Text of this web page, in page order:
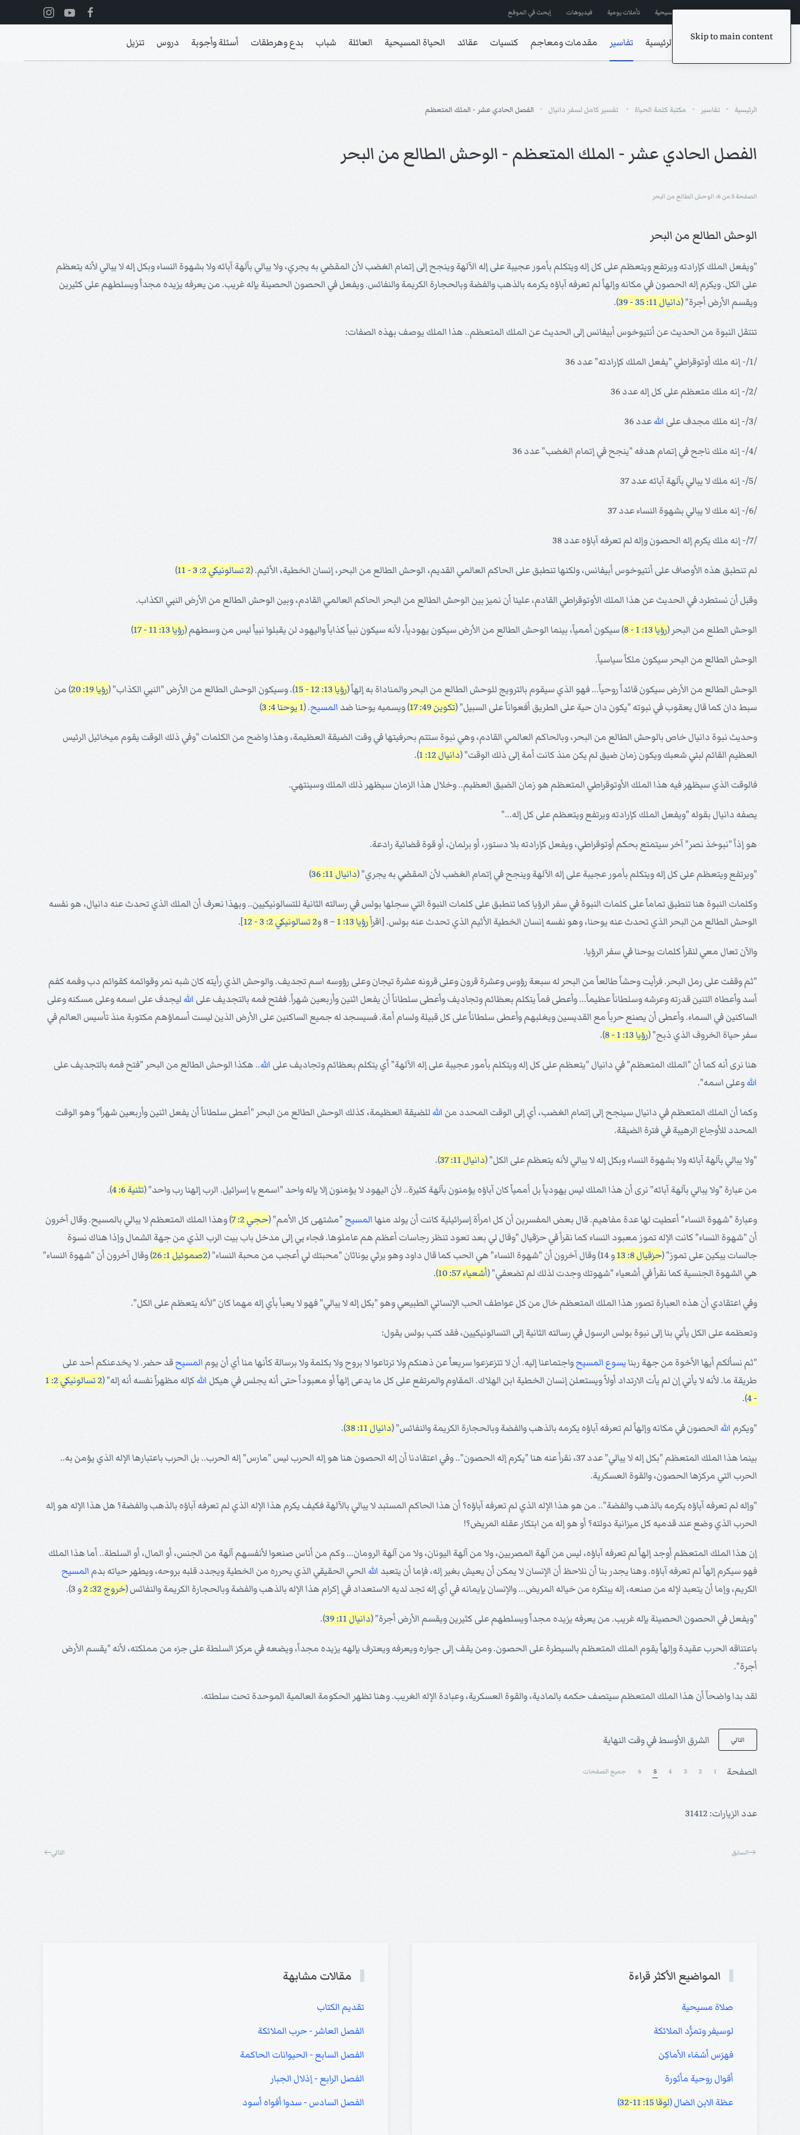
Skip to main content
إشترك في المراسلات ترانيم مسيحية تأملات يومية فيديوهات إبحث في الموقع
الرئيسية تفاسير مقدمات ومعاجم كنسيات عقائد الحياة المسيحية العائلة شباب بدع وهرطقات أسئلة وأجوبة دروس تنزيل
الرئيسية تفاسير مكتبة كلمة الحياة تفسير كامل لسفر دانيال الفصل الحادي عشر - الملك المتعظم
الفصل الحادي عشر - الملك المتعظم - الوحش الطالع من البحر
الصفحة 5 من 6: الوحش الطالع من البحر
الوحش الطالع من البحر
"ويفعل الملك كإرادته ويرتفع ويتعظم على كل إله ويتكلم بأمور عجيبة على إله الآلهة وينجح إلى إتمام الغضب لأن المقضي به يجري، ولا يبالي بآلهة آبائه ولا بشهوة النساء وبكل إله لا يبالي لأنه يتعظم
على الكل. ويكرم إله الحصون في مكانه وإلهاً لم تعرفه آباؤه يكرمه بالذهب والفضة وبالحجارة الكريمة والنفائس. ويفعل في الحصون الحصينة بإله غريب. من يعرفه يزيده مجداً ويسلطهم على كثيرين
ويقسم الأرض أجرة" (دانيال 11: 35 - 39 ).
تنتقل النبوة من الحديث عن أنتيوخوس أبيفانس إلى الحديث عن الملك المتعظم.. هذا الملك يوصف بهذه الصفات:
/1/- إنه ملك أوتوقراطي "يفعل الملك كإرادته" عدد 36
/2/- إنه ملك متعظم على كل إله عدد 36
/3/- إنه ملك مجدف على اللهعدد 36
/4/- إنه ملك ناجح في إتمام هدفه "ينجح في إتمام الغضب" عدد 36
/5/- إنه ملك لا يبالي بآلهة آبائه عدد 37
/6/- إنه ملك لا يبالي بشهوة النساء عدد 37
/7/- إنه ملك يكرم إله الحصون وإله لم تعرفه آباؤه عدد 38
لم تنطبق هذه الأوصاف على أنتيوخوس أبيفانس، ولكنها تنطبق على الحاكم العالمي القديم، الوحش الطالع من البحر، إنسان الخطية، الأثيم. (2 تسالونيكي 2: 3 - 11 )
وقبل أن نستطرد في الحديث عن هذا الملك الأوتوقراطي القادم، علينا أن نميز بين الوحش الطالع من البحر الحاكم العالمي القادم، وبين الوحش الطالع من الأرض النبي الكذاب.
الوحش الطلع من البحر (رؤيا 13: 1 - 8 ) سيكون أممياً، بينما الوحش الطالع من الأرض سيكون يهودياً، لأنه سيكون نبياً كذاباً واليهود لن يقبلوا نبياً ليس من وسطهم (رؤيا 13: 11 - 17 )
الوحش الطالع من البحر سيكون ملكاً سياسياً.
الوحش الطالع من الأرض سيكون قائداً روحياً... فهو الذي سيقوم بالترويج للوحش الطالع من البحر والمناداة به إلهاً (رؤيا 13: 12 - 15 ). وسيكون الوحش الطالع من الأرض "النبي الكذاب" (رؤيا 19: 20
) من
سبط دان كما قال يعقوب في نبوته "يكون دان حية على الطريق أفعواناً على السبيل" (تكوين 49: 17 ) ويسميه يوحنا ضد المسيح. (1 يوحنا 4: 3 )
وحديث نبوة دانيال خاص بالوحش الطالع من البحر، وبالحاكم العالمي القادم، وهي نبوة ستتم بحرفيتها في وقت الضيقة العظيمة، وهذا واضح من الكلمات "وفي ذلك الوقت يقوم ميخائيل الرئيس
العظيم القائم لبني شعبك ويكون زمان ضيق لم يكن منذ كانت أمة إلى ذلك الوقت" (دانيال 12: 1 ).
فالوقت الذي سيظهر فيه هذا الملك الأوتوقراطي المتعظم هو زمان الضيق العظيم.. وخلال هذا الزمان سيظهر ذلك الملك وسينتهي.
يصفه دانيال بقوله "ويفعل الملك كإرادته ويرتفع ويتعظم على كل إله..."
هو إذاً "نبوخذ نصر" آخر سيتمتع بحكم أوتوقراطي، ويفعل كإرادته بلا دستور، أو برلمان، أو قوة قضائية رادعة.
"ويرتفع ويتعظم على كل إله ويتكلم بأمور عجيبة على إله الآلهة وينجح في إتمام الغضب لأن المقضي به يجري" (دانيال 11: 36 )
وكلمات النبوة هنا تنطبق تماماً على كلمات النبوة في سفر الرؤيا كما تنطبق على كلمات النبوة التي سجلها بولس في رسالته الثانية للتسالونيكيين.. وبهذا نعرف أن الملك الذي تحدث عنه دانيال، هو نفسه
الوحش الطالع من البحر الذي تحدث عنه يوحنا، وهو نفسه إنسان الخطية الأثيم الذي تحدث عنه بولس. [اقرأرؤيا 13: 1 – 8 و 2 تسالونيكي 2: 3 - 12 ].
والآن تعال معي لنقرأ كلمات يوحنا في سفر الرؤيا.
"ثم وقفت على رمل البحر. فرأيت وحشاً طالعاً من البحر له سبعة رؤوس وعشرة قرون وعلى قرونه عشرة تيجان وعلى رؤوسه اسم تجديف. والوحش الذي رأيته كان شبه نمر وقوائمه كقوائم دب وفمه كفم
أسد وأعطاه التنين قدرته وعرشه وسلطاناً عظيماً... وأعطى فماً يتكلم بعظائم وتجاديف وأعطى سلطاناً أن يفعل اثنين وأربعين شهراً. ففتح فمه بالتجديف على الله ليجدف على اسمه وعلى مسكنه وعلى
الساكنين في السماء. وأعطى أن يصنع حرباً مع القديسين ويغلبهم وأعطى سلطاناً على كل قبيلة ولسام أمة. فسيسجد له جميع الساكنين على الأرض الذين ليست أسماؤهم مكتوبة منذ تأسيس العالم في
سفر حياة الخروف الذي ذبح" (رؤيا 13: 1 - 8 ).
هنا نرى أنه كما أن "الملك المتعظم" في دانيال "يتعظم على كل إله ويتكلم بأمور عجيبة على إله الآلهة" أي يتكلم بعظائم وتجاديف على الله.. هكذا الوحش الطالع من البحر "فتح فمه بالتجديف على
اللهوعلى اسمه".
وكما أن الملك المتعظم في دانيال سينجح إلى إتمام الغضب، أي إلى الوقت المحدد من الله للضيقة العظيمة، كذلك الوحش الطالع من البحر "أعطى سلطاناً أن يفعل اثنين وأربعين شهراً" وهو الوقت
المحدد للأوجاع الرهيبة في فترة الضيقة.
"ولا يبالي بآلهة آبائه ولا بشهوة النساء وبكل إله لا يبالي لأنه يتعظم على الكل" (دانيال 11: 37 ).
من عبارة "ولا يبالي بآلهة آبائه" نرى أن هذا الملك ليس يهودياً بل أممياً كان آباؤه يؤمنون بآلهة كثيرة.. لأن اليهود لا يؤمنون إلا بإله واحد "اسمع يا إسرائيل. الرب إلهنا رب واحد" (تثنية 6: 4 ).
وعبارة "شهوة النساء" أعطيت لها عدة مفاهيم. قال بعض المفسرين أن كل امرأة إسرائيلية كانت أن يولد منهاالمسيح "مشتهى كل الأمم" (حجي 2: 7
) وهذا الملك المتعظم لا يبالي بالمسيح. وقال آخرون
أن "شهوة النساء" كانت الإله تموز معبود النساء كما نقرأ في حزقيال "وقال لي بعد تعود تنظر رجاسات أعظم هم عاملوها. فجاء بي إلى مدخل باب بيت الرب الذي من جهة الشمال وإذا هناك نسوة
جالسات يبكين على تموز" (حزقيال 8: 13 و 14) وقال آخرون أن "شهوة النساء" هي الحب كما قال داود وهو يرثي يوناثان "محبتك لي أعجب من محبة النساء" ( 2صموئيل 1: 26
) وقال آخرون أن "شهوة النساء"
هي الشهوة الجنسية كما نقرأ في أشعياء "شهوتك وجدت لذلك لم تضعفي" (أشعياء 57: 10 ).
وفي اعتقادي أن هذه العبارة تصور هذا الملك المتعظم خال من كل عواطف الحب الإنساني الطبيعي وهو "بكل إله لا يبالي" فهو لا يعبأ بأي إله مهما كان "لأنه يتعظم على الكل".
وتعظمه على الكل يأتي بنا إلى نبوة بولس الرسول في رسالته الثانية إلى التسالونيكيين، فقد كتب بولس يقول:
"ثم نسألكم أيها الأخوة من جهة ربنايسوع المسيحواجتماعنا إليه. أن لا تتزعزعوا سريعاً عن ذهنكم ولا ترتاعوا لا بروح ولا بكلمة ولا برسالة كأنها منا أي أن يوم المسيحقد حضر. لا يخدعنكم أحد على
طريقة ما. لأنه لا يأتي إن لم يأت الارتداد أولاً ويستعلن إنسان الخطية ابن الهلاك. المقاوم والمرتفع على كل ما يدعى إلهاً أو معبوداً حتى أنه يجلس في هيكل الله كإله مظهراً نفسه أنه إله" (
2 تسالونيكي 2: 1
- 4
).
"ويكرم الله الحصون في مكانه وإلهاً لم تعرفه آباؤه يكرمه بالذهب والفضة وبالحجارة الكريمة والنفائس" (دانيال 11: 38 ).
بينما هذا الملك المتعظم "بكل إله لا يبالي" عدد 37، نقرأ عنه هنا "يكرم إله الحصون".. وفي اعتقادنا أن إله الحصون هنا هو إله الحرب ليس "مارس" إله الحرب.. بل الحرب باعتبارها الإله الذي يؤمن به..
الحرب التي مركزها الحصون، والقوة العسكرية.
"وإله لم تعرفه آباؤه يكرمه بالذهب والفضة".. من هو هذا الإله الذي لم تعرفه آباؤه؟ أن هذا الحاكم المستبد لا يبالي بالآلهة فكيف يكرم هذا الإله الذي لم تعرفه آباؤه بالذهب والفضة؟ هل هذا الإله هو إله
الحرب الذي وضع عند قدميه كل ميزانية دولته؟ أو هو إله من ابتكار عقله المريض؟!
إن هذا الملك المتعظم أوجد إلهاً لم تعرفه آباؤه، ليس من آلهة المصريين، ولا من آلهة اليونان، ولا من آلهة الرومان... وكم من أناس صنعوا لأنفسهم آلهة من الجنس، أو المال، أو السلطة.. أما هذا الملك
فهو سيكرم إلهاً لم تعرفه آباؤه. وهنا يجدر بنا أن نلاحظ أن الإنسان لا يمكن أن يعيش بغير إله، فإما أن يتعبد الله الحي الحقيقي الذي يحرره من الخطية ويجدد قلبه بروحه، ويطهر حياته بدم المسيح
الكريم، وإما أن يتعبد لإله من صنعه، إله يبتكره من خياله المريض... والإنسان بإيمانه في أي إله تجد لديه الاستعداد في إكرام هذا الإله بالذهب والفضة وبالحجارة الكريمة والنفائس (خروج 32: 2 و 3).
"ويفعل في الحصون الحصينة بإله غريب. من يعرفه يزيده مجداً ويسلطهم على كثيرين ويقسم الأرض أجرة" (دانيال 11: 39 ).
باعتناقه الحرب عقيدة وإلهاً يقوم الملك المتعظم بالسيطرة على الحصون. ومن يقف إلى جواره ويعرفه ويعترف بإلهه يزيده مجداً، ويضعه في مركز السلطة على جزء من مملكته، لأنه "يقسم الأرض
أجرة".
لقد بدا واضحاً أن هذا الملك المتعظم سيتصف حكمه بالمادية، والقوة العسكرية، وعبادة الإله الغريب. وهنا تظهر الحكومة العالمية الموحدة تحت سلطته.
التالي الشرق الأوسط في وقت النهاية
الصفحة 1
2
3
4
5
6 جميع الصفحات
عدد الزيارات: 31412
السابق التالي
المواضيع الأكثر قراءة
صلاة مسيحية
لوسيفر وتمرُّد الملائكة
فهرَس أسْمَاء الأماكِن
أقوال روحية مأثورة
عظة الابن الضال (لوقا 15: 11-32 )
مقالات مشابهة
تقديم الكتاب
الفصل العاشر - حرب الملائكة
الفصل السابع - الحيوانات الحاكمة
الفصل الرابع - إذلال الجبار
الفصل السادس - سدوا أفواه أسود